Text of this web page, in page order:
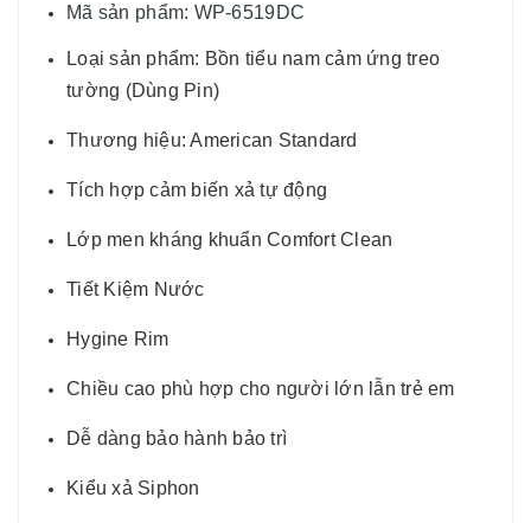
Mã sản phẩm: WP-6519DC
Loại sản phẩm: Bồn tiểu nam cảm ứng treo
tường (Dùng Pin)
Thương hiệu: American Standard
Tích hợp cảm biến xả tự động
Lớp men kháng khuẩn Comfort Clean
Tiết Kiệm Nước
Hygine Rim
Chiều cao phù hợp cho người lớn lẫn trẻ em
Dễ dàng bảo hành bảo trì
Kiểu xả Siphon